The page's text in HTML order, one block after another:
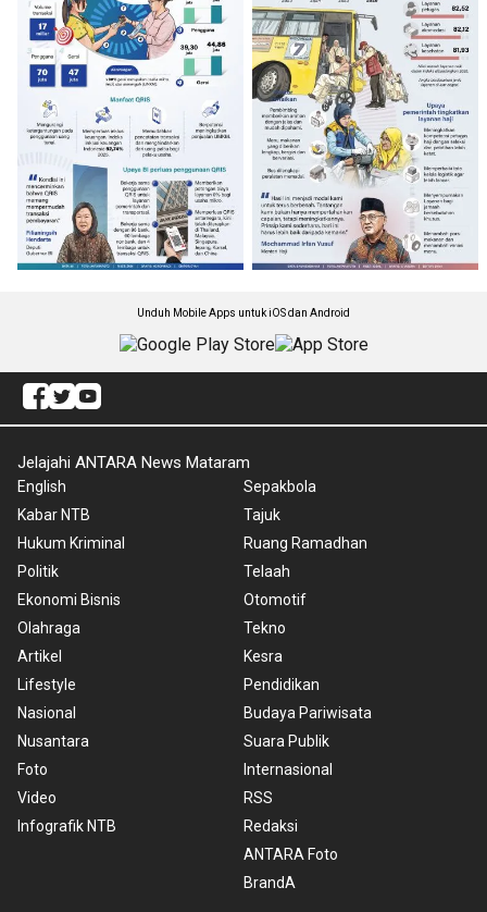
Unduh Mobile Apps untuk iOS dan Android
Jelajahi ANTARA News Mataram
English
Kabar NTB
Hukum Kriminal
Politik
Ekonomi Bisnis
Olahraga
Artikel
Lifestyle
Nasional
Nusantara
Foto
Video
Infografik NTB
Sepakbola
Tajuk
Ruang Ramadhan
Telaah
Otomotif
Tekno
Kesra
Pendidikan
Budaya Pariwisata
Suara Publik
Internasional
RSS
Redaksi
ANTARA Foto
BrandA